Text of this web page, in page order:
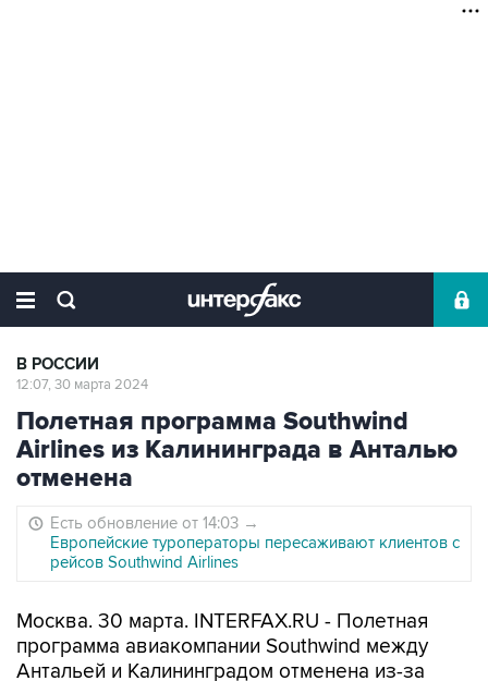
В РОССИИ
12:07, 30 марта 2024
Полетная программа Southwind
Airlines из Калининграда в Анталью
отменена
Есть обновление от 14:03 →
Европейские туроператоры пересаживают клиентов с
рейсов Southwind Airlines
Москва. 30 марта. INTERFAX.RU - Полетная
программа авиакомпании Southwind между
Антальей и Калининградом отменена из-за